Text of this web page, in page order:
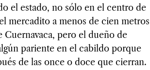
el estado, no sólo en el centro de
mercadito a menos de cien metros
Cuernavaca, pero el dueño de
pariente en el cabildo porque
de las once o doce que cierran.